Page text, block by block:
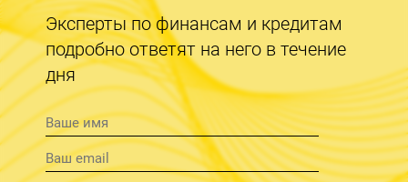
Эксперты по финансам и кредитам
подробно ответят на него в течение
дня